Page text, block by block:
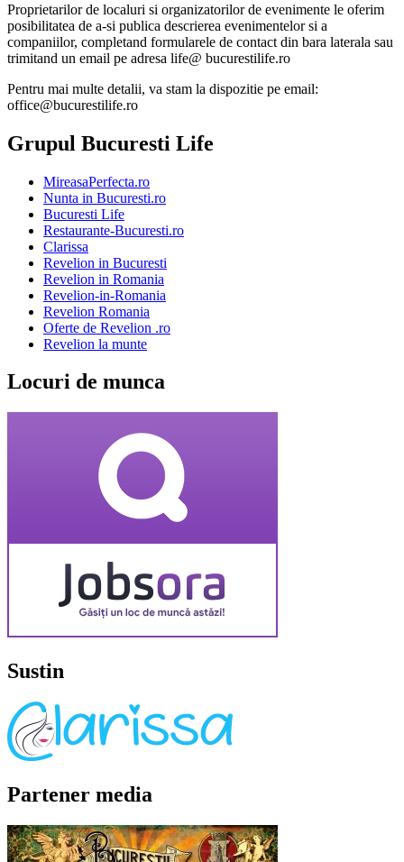
Proprietarilor de localuri si organizatorilor de evenimente le oferim
posibilitatea de a-si publica descrierea evenimentelor si a
companiilor, completand formularele de contact din bara laterala sau
trimitand un email pe adresa life@ bucurestilife.ro
Pentru mai multe detalii, va stam la dispozitie pe email:
office@bucurestilife.ro
Grupul Bucuresti Life
MireasaPerfecta.ro
Nunta in Bucuresti.ro
Bucuresti Life
Restaurante-Bucuresti.ro
Clarissa
Revelion in Bucuresti
Revelion in Romania
Revelion-in-Romania
Revelion Romania
Oferte de Revelion .ro
Revelion la munte
Locuri de munca
Sustin
Partener media